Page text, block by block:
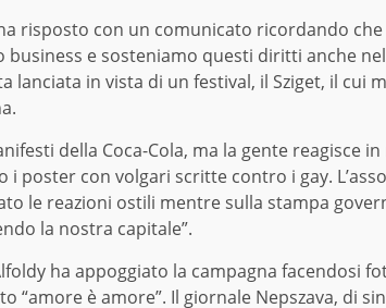
risposto con un comunicato ricordando
business e sosteniamo questi diritti anche
lanciata in vista di un festival, il Sziget, il cui
della Coca-Cola, ma la gente reagisce
poster con volgari scritte contro i gay.
le reazioni ostili mentre sulla stampa
la nostra capitale”.
ha appoggiato la campagna facendosi
“amore è amore”. Il giornale Nepszava, di